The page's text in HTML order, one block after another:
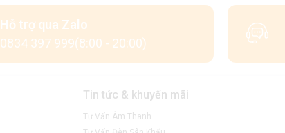
Hỗ trợ qua Zalo
0834 397 999(8:00 - 20:00)
Tin tức & khuyến mãi
Tư Vấn Âm Thanh